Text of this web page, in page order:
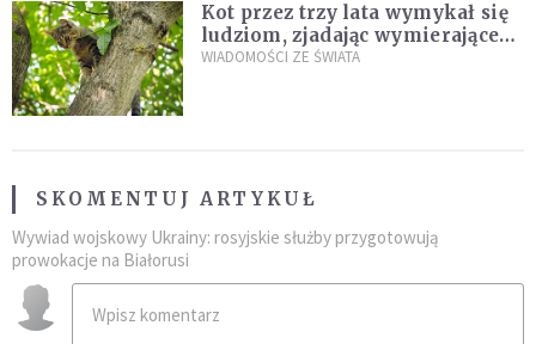
Kot przez trzy lata wymykał się
ludziom, zjadając wymierające
kaczki. W końcu popełnił
WIADOMOŚCI ZE ŚWIATA
SKOMENTUJ ARTYKUŁ
Wywiad wojskowy Ukrainy: rosyjskie służby przygotowują
prowokacje na Białorusi